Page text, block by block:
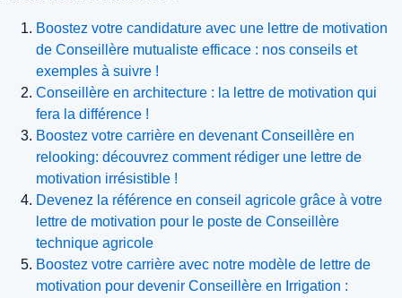
Boostez votre candidature avec une lettre de motivation
de Conseillère mutualiste efficace : nos conseils et
exemples à suivre !
Conseillère en architecture : la lettre de motivation qui
fera la différence !
Boostez votre carrière en devenant Conseillère en
relooking: découvrez comment rédiger une lettre de
motivation irrésistible !
Devenez la référence en conseil agricole grâce à votre
lettre de motivation pour le poste de Conseillère
technique agricole
Boostez votre carrière avec notre modèle de lettre de
motivation pour devenir Conseillère en Irrigation :